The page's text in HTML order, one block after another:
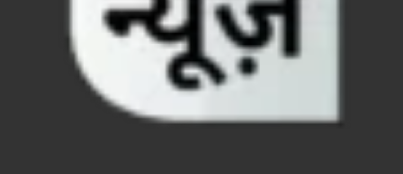
BJP Working President Nitin Nabin: कौन है नितिन
Ummeed Portal: उम्मीद पोर्टल पर यूपी ने रचा